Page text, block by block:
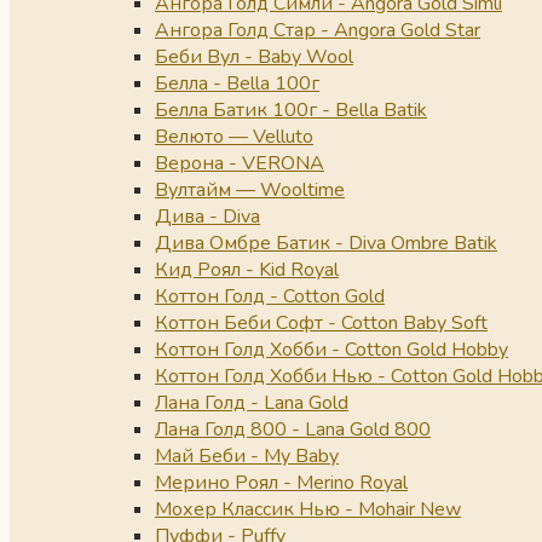
Ангора Голд Стар - Angora Gold Star
Беби Вул - Baby Wool
Белла - Bella 100г
Белла Батик 100г - Bella Batik
Велюто — Velluto
Верона - VERONA
Вултайм — Wooltime
Дива - Diva
Дива Омбре Батик - Diva Ombre Batik
Кид Роял - Kid Royal
Коттон Голд - Cotton Gold
Коттон Беби Софт - Cotton Baby Soft
Коттон Голд Хобби - Cotton Gold Hobby
Коттон Голд Хобби Нью - Cotton Gold
Лана Голд - Lana Gold
Лана Голд 800 - Lana Gold 800
Май Беби - My Baby
Мерино Роял - Merino Royal
Мохер Классик Нью - Mohair New
Пуффи - Puffy